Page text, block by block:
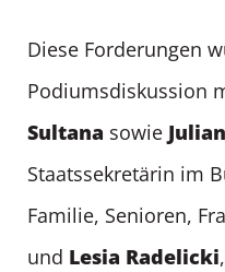
Diese Forderungen
Podiumsdiskussion
Sultana sowie
Staatssekretärin im
Familie, Senioren,
und Lesia Radelicki